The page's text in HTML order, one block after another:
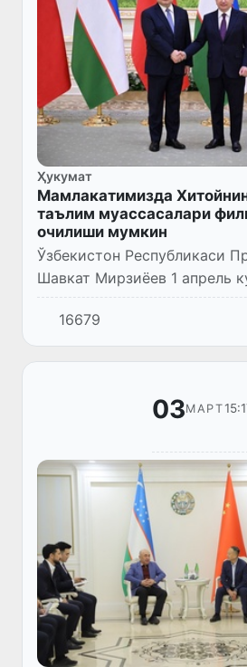
Ҳукумат
Мамлакатимизда
таълим муассасалари
очилиши мумкин
Ўзбекистон Республикаси
Шавкат Мирзиёев 1 апрель
Республикаси Коммунистик
Марказий қўмитаси Халқаро
бўлими мудири Лю
16679
03МАРТ